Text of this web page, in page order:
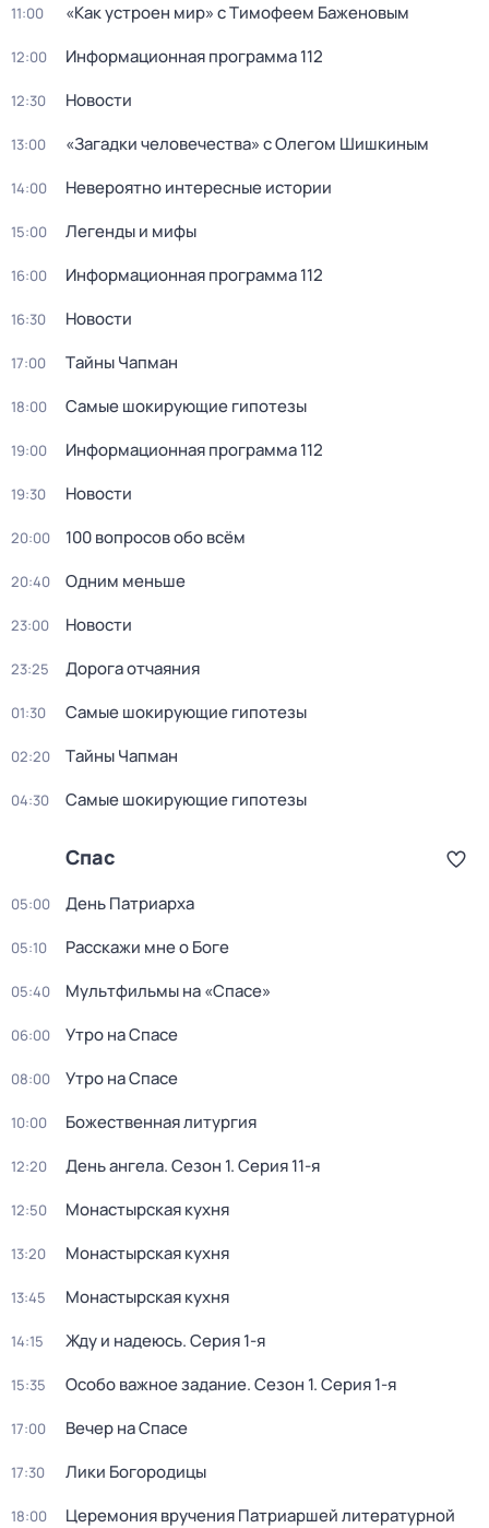
11:00 «Как устроен мир» с Тимофеем Баженовым
12:00 Информационная программа 112
12:30 Новости
13:00 «Загадки человечества» с Олегом Шишкиным
14:00 Невероятно интересные истории
15:00 Легенды и мифы
16:00 Информационная программа 112
16:30 Новости
17:00 Тaйны Чапман
18:00 Самые шoкиpующие гипотезы
19:00 Информационная программа 112
19:30 Новости
20:00 100 вопросов обо всём
20:40 Одним меньше
23:00 Новости
23:25 Дорога отчаяния
01:30 Самые шoкиpующие гипотезы
02:20 Тaйны Чапман
04:30 Самые шoкиpующие гипотезы
Спас
05:00 День Патриарха
05:10 Расскажи мне о Боге
05:40 Мультфильмы на «Спасе»
06:00 Утро на Спасе
08:00 Утро на Спасе
10:00 Божественнaя литyргия
12:20 День ангела. Сезон 1. Серия 11-я
12:50 Монастырская кухня
13:20 Монастырская кухня
13:45 Монастырская кухня
14:15 Жду и нaдeюсь. Серия 1-я
15:35 Особо важное задание. Сезон 1. Серия 1-я
17:00 Вечер на Спасе
17:30 Лики Богородицы
18:00
Церемония вручения Патриаршей литературной